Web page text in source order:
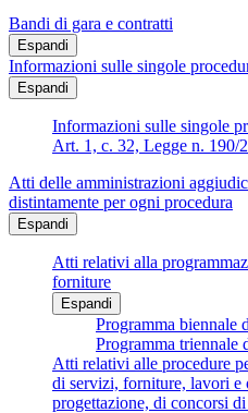
Bandi di gara e contratti
Espandi
Informazioni sulle singole
Espandi
Informazioni sulle singole
Art. 1, c. 32, Legge n. 190/
Atti delle amministrazioni
distintamente per ogni procedura
Espandi
Atti relativi alla
forniture
Espandi
Programma biennale
Programma triennale
Atti relativi alle procedure
di servizi, forniture, lavori e
progettazione, di concorsi